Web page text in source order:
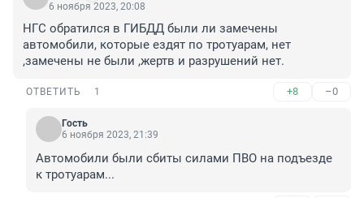
6 ноября 2023, 20:08
НГС обратился в ГИБДД были ли замечены
автомобили, которые ездят по тротуарам, нет
,замечены не были ,жертв и разрушений нет.
ОТВЕТИТЬ 1 +8 –0
Гость
6 ноября 2023, 21:39
Автомобили были сбиты силами ПВО на подъезде
к тротуарам...